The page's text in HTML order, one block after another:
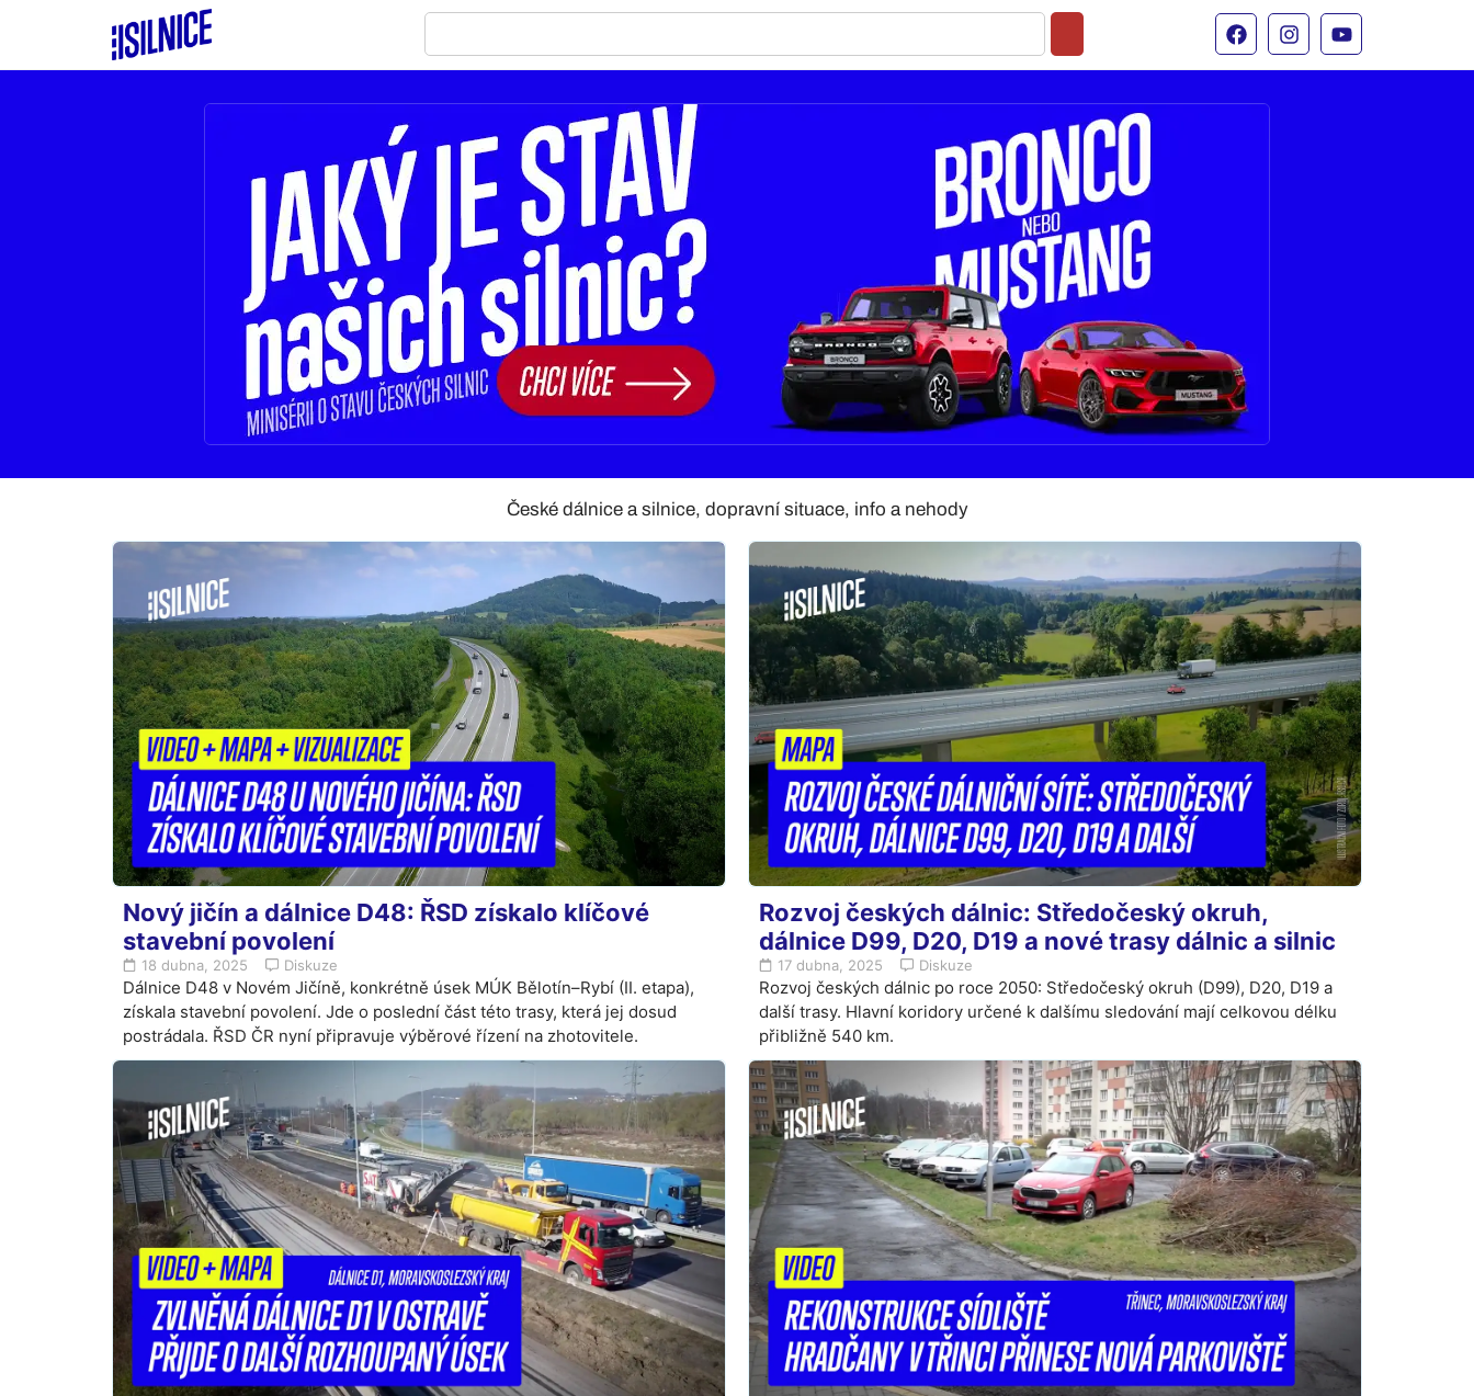
České dálnice a silnice, dopravní situace, info a nehody
Nový jičín a dálnice D48: ŘSD získalo klíčové
stavební povolení
18 dubna, 2025 Diskuze
Dálnice D48 v Novém Jičíně, konkrétně úsek MÚK Bělotín–Rybí (II. etapa),
získala stavební povolení. Jde o poslední část této trasy, která jej dosud
postrádala. ŘSD ČR nyní připravuje výběrové řízení na zhotovitele.
Rozvoj českých dálnic: Středočeský okruh,
dálnice D99, D20, D19 a nové trasy dálnic a silnic
17 dubna, 2025 Diskuze
Rozvoj českých dálnic po roce 2050: Středočeský okruh (D99), D20, D19 a
další trasy. Hlavní koridory určené k dalšímu sledování mají celkovou délku
přibližně 540 km.